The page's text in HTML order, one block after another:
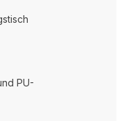
PU-